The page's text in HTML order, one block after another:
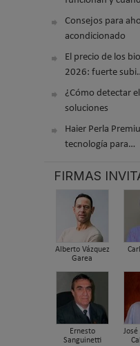
Consejos para
acondicionado
El precio de los
2026: fuerte
¿Cómo detectar
soluciones
Haier Perla
tecnología para…
FIRMAS
Alberto Vázquez
Garea
Ernesto
Sanguinetti